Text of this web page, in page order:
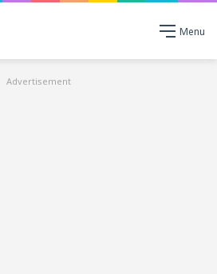
Menu
Advertisement